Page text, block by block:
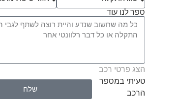
ספר לנו עוד
הצג פרטי רכב
טעיתי במספר
הרכב
שלח